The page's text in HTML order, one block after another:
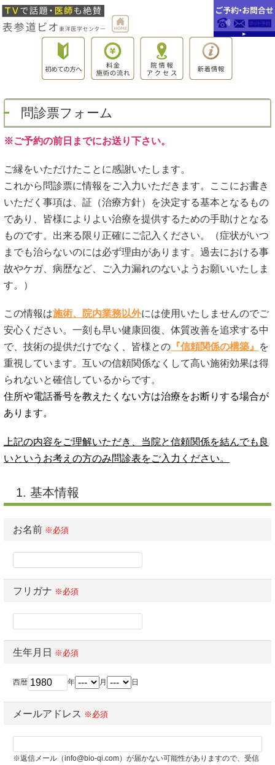
問診票フォーム
※ご予約の前日までにお送り下さい。
ご縁をいただけたことに感謝いたします。
これから問診票に情報をご入力いただきます。ここにお書き
いただく事項は、証（治療方針）を決定する基本となるもの
であり、皆様によりよい治療を提供するための手助けとなる
ものです。出来る限り正確にご記入ください。（症状がいつ
までも治らないのには必ず理由があります。過去における事
故やケガ、病歴など、ご入力漏れのないようお願いいたしま
す。）
この情報は施術、院内業務以外には使用いたしませんのでご
安心ください。一刻も早い健康回復、体質改善を追求する中
で、技術の提供だけでなく、皆様との 『信頼関係の構築』
を
重視しています。互いの信頼関係なくして高い施術効果は得
られないと確信しているからです。
住所や電話番号を教えたくない方は治療をお断りする場合が
あります。
上記の内容をご理解いただき、当院と信頼関係を結んでも良
いというお考えの方のみ問診表をご入力ください。
1. 基本情報
お名前 ※必須
フリガナ ※必須
生年月日 ※必須
西暦 年 月 日
メールアドレス ※必須
※返信メール（info@bio-qi.com）が届かない可能性がありますので、受信